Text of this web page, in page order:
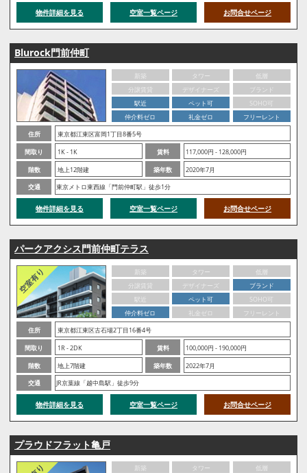
物件詳細を見る 空室一覧ページ お問合せページ
Blurock門前仲町
新築 タワー
低層
分譲賃貸
デザイナーズ
ブランド
駅近
ペット可
SOHO可
仲介料ゼロ
礼金ゼロ
フリーレント
住所
東京都江東区富岡1丁目8番5号
間取り
1K - 1K 賃料
117,000円 - 128,000円
階数
地上12階建 築年数
2020年7月
交通
東京メトロ東西線「門前仲町駅」徒歩1分
物件詳細を見る 空室一覧ページ お問合せページ
パークアクシス門前仲町テラス
新築 タワー
低層
分譲賃貸
デザイナーズ
ブランド
駅近
ペット可
SOHO可
仲介料ゼロ
礼金ゼロ
フリーレント
住所
東京都江東区古石場2丁目16番4号
間取り
1R - 2DK 賃料
100,000円 - 190,000円
階数
地上7階建 築年数
2022年7月
交通
JR京葉線「越中島駅」徒歩9分
物件詳細を見る 空室一覧ページ お問合せページ
プラウドフラット亀戸
新築 タワー
低層